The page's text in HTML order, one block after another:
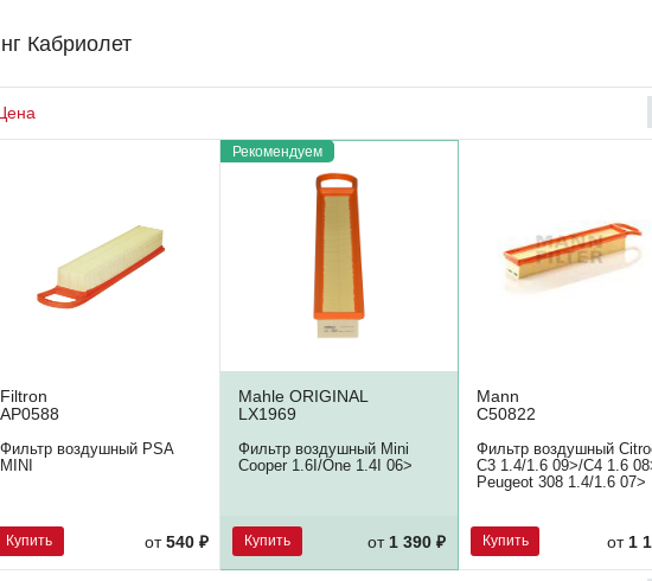
Кабриолет
Цена
Filtron
AP0588
Фильтр воздушный PSA
MINI
Купить от 540 ₽
Рекомендуем
Mahle ORIGINAL
LX1969
Фильтр воздушный Mini
Cooper 1.6I/One 1.4I 06>
Купить от 1 390 ₽
Mann
C50822
Фильтр воздушный
C3 1.4/1.6 09>/C4 1.6
Peugeot 308 1.4/1.6 07>
Купить от 1